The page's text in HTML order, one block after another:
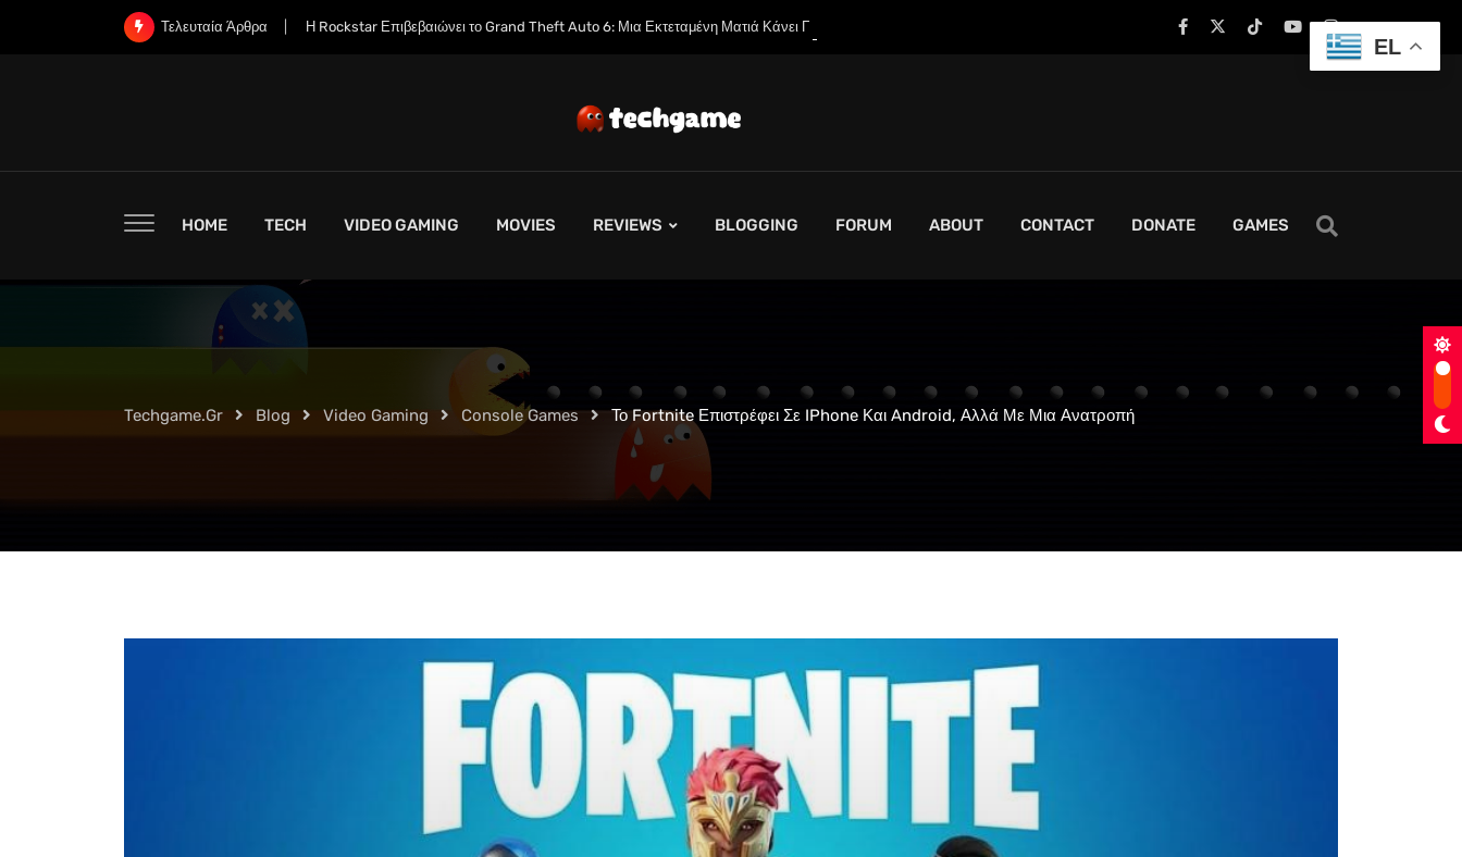
Τελευταία Άρθρα
Η Rockstar Επιβεβαιώνει το Grand Theft Auto 6: Μια Εκτεταμένη Ματιά Κάνει Πρεμιέρα στο Netflix Αυτόν τον Μήνα
HOME TECH VIDEO GAMING MOVIES REVIEWS BLOGGING FORUM ABOUT CONTACT DONATE GAMES
Techgame.gr Blog Video Gaming Console Games Το Fortnite Επιστρέφει Σε IPhone Και Android, Αλλά Με Μια Ανατροπή
EL